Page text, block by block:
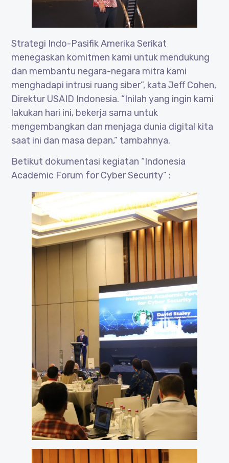
Strategi Indo-Pasifik Amerika Serikat
menegaskan komitmen kami untuk mendukung
dan membantu negara-negara mitra kami
menghadapi intrusi ruang siber”, kata Jeff Cohen,
Direktur USAID Indonesia. “Inilah yang ingin kami
lakukan hari ini, bekerja sama untuk
mengembangkan dan menjaga dunia digital kita
saat ini dan masa depan,” tambahnya.
Betikut dokumentasi kegiatan “Indonesia
Academic Forum for Cyber Security” :